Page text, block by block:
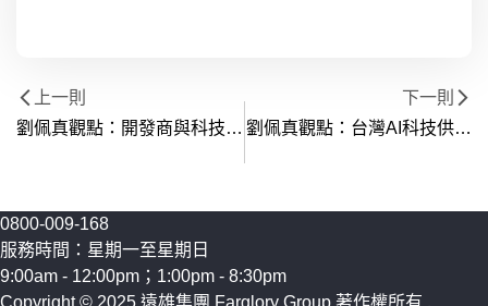
上一則
劉佩真觀點：開發商與科技業
下一則
劉佩真觀點：台灣AI科技供應
0800-009-168
服務時間：星期一至星期日
9:00am - 12:00pm；1:00pm - 8:30pm
Copyright © 2025 遠雄集團 Farglory Group 著作權所有 .